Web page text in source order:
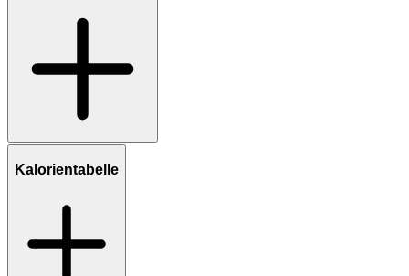
Kalorientabelle